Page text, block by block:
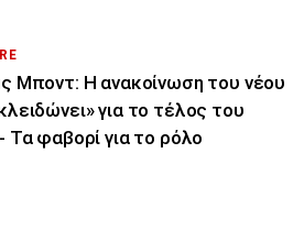
Μποντ: Η ανακοίνωση του νέου
για το τέλος του
Τα φαβορί για το ρόλο